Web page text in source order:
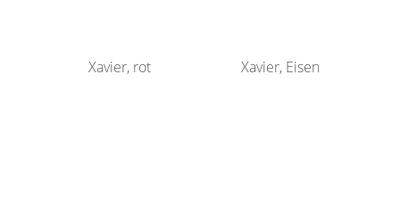
Xavier, rot Xavier, Eisen